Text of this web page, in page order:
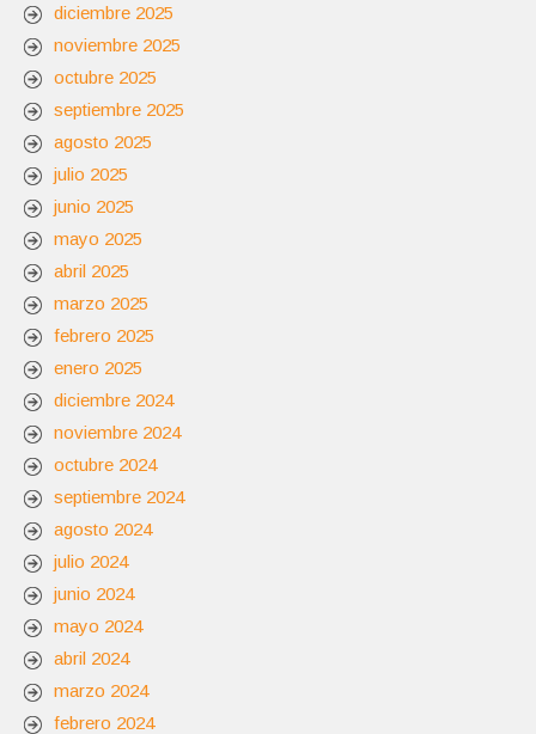
diciembre 2025
noviembre 2025
octubre 2025
septiembre 2025
agosto 2025
julio 2025
junio 2025
mayo 2025
abril 2025
marzo 2025
febrero 2025
enero 2025
diciembre 2024
noviembre 2024
octubre 2024
septiembre 2024
agosto 2024
julio 2024
junio 2024
mayo 2024
abril 2024
marzo 2024
febrero 2024